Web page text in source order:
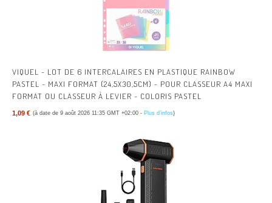
VIQUEL - LOT DE 6 INTERCALAIRES EN PLASTIQUE RAINBOW
PASTEL - MAXI FORMAT (24,5X30,5CM) - POUR CLASSEUR A4 MAXI
FORMAT OU CLASSEUR À LEVIER - COLORIS PASTEL
1,09 € (à date de 9 août 2026 11:35 GMT +02:00 - Plus d’infos)